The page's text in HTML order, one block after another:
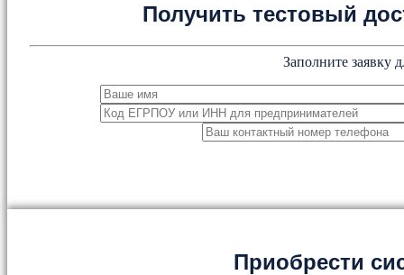
Получить тестовый
Заполните заявку
Приобрести